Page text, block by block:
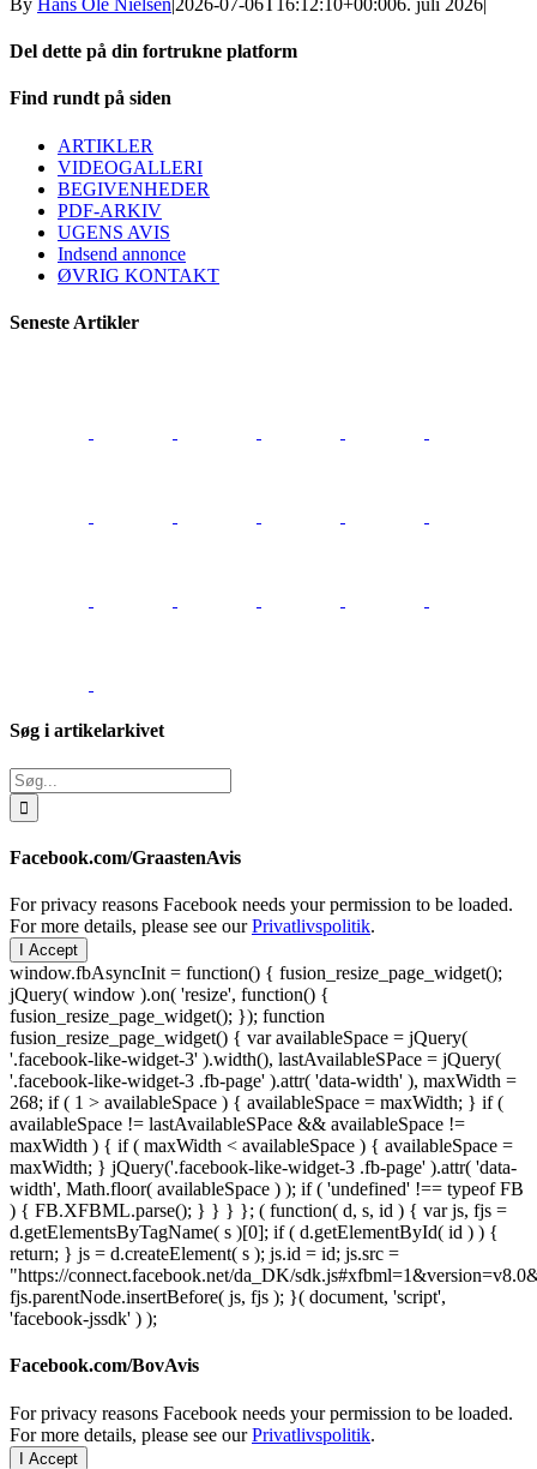
Del dette på din fortrukne platform
Facebook
X
LinkedIn
E-
Find rundt på siden
ARTIKLER
VIDEOGALLERI
BEGIVENHEDER
PDF-ARKIV
UGENS AVIS
Indsend annonce
ØVRIG KONTAKT
Seneste Artikler
Søg i artikelarkivet
Søg
efter:
Facebook.com/GraastenAvis
For privacy reasons Facebook needs your permission to be loaded.
For more details, please see ourPrivatlivspolitik.
I Accept
window.fbAsyncInit = function() { fusion_resize_page_widget();
jQuery( window ).on( 'resize', function() {
fusion_resize_page_widget(); }); function
fusion_resize_page_widget() { var availableSpace = jQuery(
'.facebook-like-widget-3' ).width(), lastAvailableSPace = jQuery(
'.facebook-like-widget-3 .fb-page' ).attr( 'data-width' ), maxWidth =
268; if ( 1 > availableSpace ) { availableSpace = maxWidth; } if (
availableSpace != lastAvailableSPace && availableSpace !=
maxWidth ) { if ( maxWidth < availableSpace ) { availableSpace =
maxWidth; } jQuery('.facebook-like-widget-3 .fb-page' ).attr( 'data-
width', Math.floor( availableSpace ) ); if ( 'undefined' !== typeof FB
) { FB.XFBML.parse(); } } } }; ( function( d, s, id ) { var js, fjs =
d.getElementsByTagName( s )[0]; if ( d.getElementById( id ) ) {
return; } js = d.createElement( s ); js.id = id; js.src =
"https://connect.facebook.net/da_DK/
fjs.parentNode.insertBefore( js, fjs ); }( document, 'script',
'facebook-jssdk' ) );
Facebook.com/BovAvis
For privacy reasons Facebook needs your permission to be loaded.
For more details, please see ourPrivatlivspolitik.
I Accept